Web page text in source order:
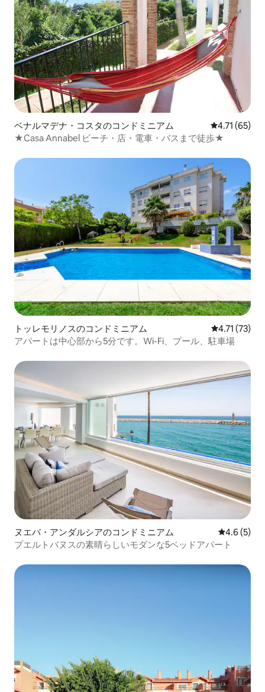
ベナルマデナ・コスタのコンドミニアム レビュー65
4.71 (65)
★Casa Annabel ビーチ・店・電車・バスまで徒歩★
トッレモリノスのコンドミニアム レビュー73
4.71 (73)
アパートは中心部から5分です。Wi-Fi、プール、駐車場
ヌエバ・アンダルシアのコンドミニアム レビュー5
4.6 (5)
プエルトバヌスの素晴らしいモダンな5ベッドアパート